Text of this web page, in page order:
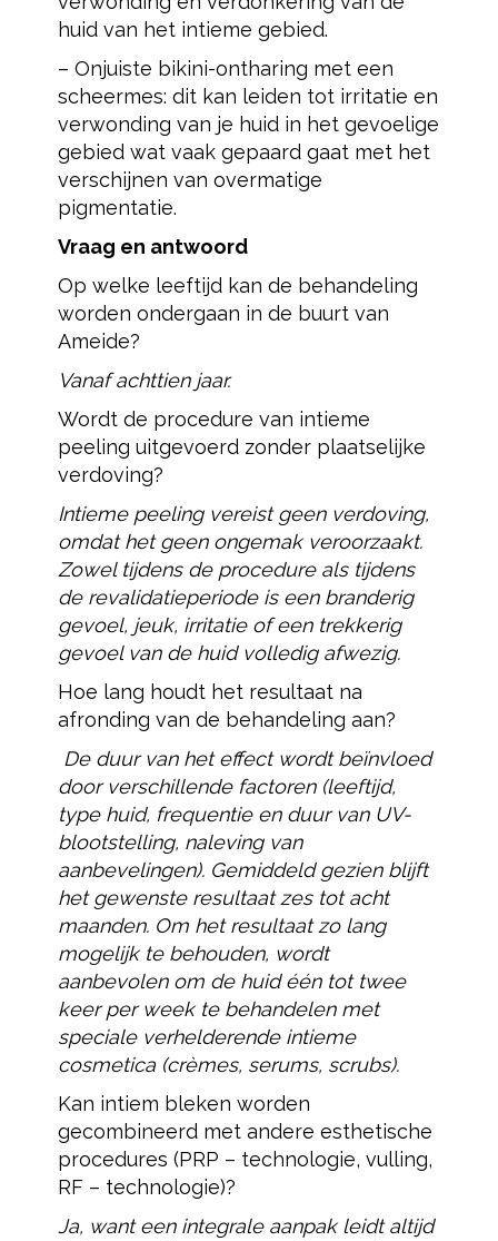
huid van het intieme gebied.
– Onjuiste bikini-ontharing met een
scheermes: dit kan leiden tot irritatie en
verwonding van je huid in het gevoelige
gebied wat vaak gepaard gaat met het
verschijnen van overmatige
pigmentatie.
Vraag en antwoord
Op welke leeftijd kan de behandeling
worden ondergaan in de buurt van
Ameide?
Vanaf achttien jaar.
Wordt de procedure van intieme
peeling uitgevoerd zonder plaatselijke
verdoving?
Intieme peeling vereist geen verdoving,
omdat het geen ongemak veroorzaakt.
Zowel tijdens de procedure als tijdens
de revalidatieperiode is een branderig
gevoel, jeuk, irritatie of een trekkerig
gevoel van de huid volledig afwezig.
Hoe lang houdt het resultaat na
afronding van de behandeling aan?
De duur van het effect wordt beïnvloed
door verschillende factoren (leeftijd,
type huid, frequentie en duur van UV-
blootstelling, naleving van
aanbevelingen). Gemiddeld gezien blijft
het gewenste resultaat zes tot acht
maanden. Om het resultaat zo lang
mogelijk te behouden, wordt
aanbevolen om de huid één tot twee
keer per week te behandelen met
speciale verhelderende intieme
cosmetica (crèmes, serums, scrubs).
Kan intiem bleken worden
gecombineerd met andere esthetische
procedures (PRP – technologie, vulling,
RF – technologie)?
Ja, want een integrale aanpak leidt altijd